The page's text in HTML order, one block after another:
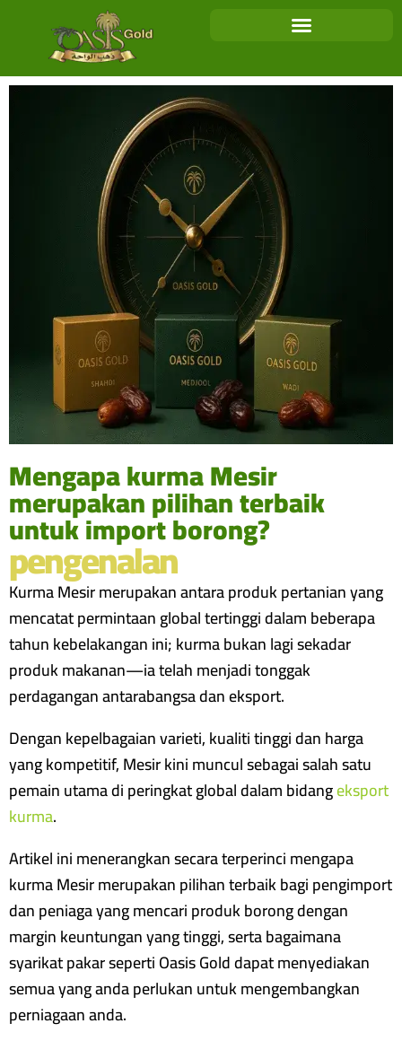
Mengapa kurma Mesir
merupakan pilihan terbaik
untuk import borong?
pengenalan
Kurma Mesir merupakan antara produk pertanian yang
mencatat permintaan global tertinggi dalam beberapa
tahun kebelakangan ini; kurma bukan lagi sekadar
produk makanan—ia telah menjadi tonggak
perdagangan antarabangsa dan eksport.
Dengan kepelbagaian varieti, kualiti tinggi dan harga
yang kompetitif, Mesir kini muncul sebagai salah satu
pemain utama di peringkat global dalam bidangeksport
kurma.
Artikel ini menerangkan secara terperinci mengapa
kurma Mesir merupakan pilihan terbaik bagi pengimport
dan peniaga yang mencari produk borong dengan
margin keuntungan yang tinggi, serta bagaimana
syarikat pakar seperti Oasis Gold dapat menyediakan
semua yang anda perlukan untuk mengembangkan
perniagaan anda.